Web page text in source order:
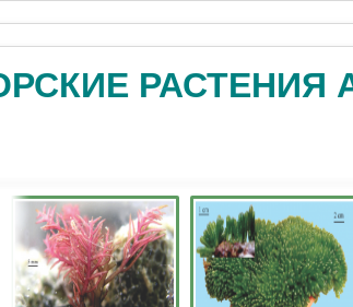
РАСТЕНИЯ